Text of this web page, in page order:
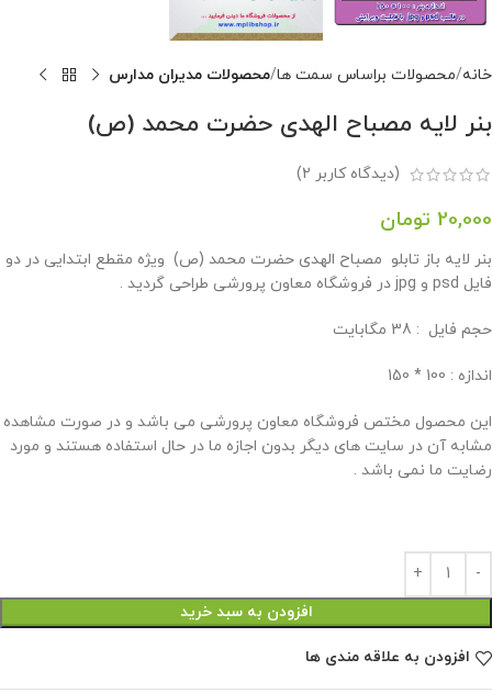
خانه محصولات براساس سمت ها محصولات مدیران مدارس
بنر لایه مصباح الهدی حضرت محمد (ص)
(دیدگاه کاربر 2
)
20,000 تومان
بنر لایه باز تابلو مصباح الهدی حضرت محمد (ص) ویژه مقطع ابتدایی در دو
فایل psd و jpg در فروشگاه معاون پرورشی طراحی گردید .
حجم فايل : 38 مگابايت
اندازه : 100 * 150
این محصول مختص فروشگاه معاون پرورشی می باشد و در صورت مشاهده
مشابه آن در سایت های دیگر بدون اجازه ما در حال استفاده هستند و مورد
رضایت ما نمی باشد .
افزودن به سبد خرید
افزودن به علاقه مندی ها